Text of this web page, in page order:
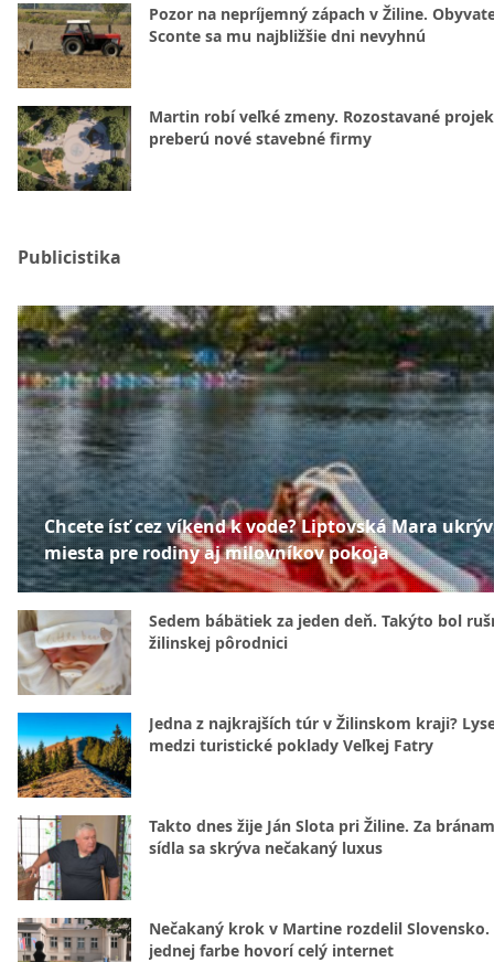
Pozor na nepríjemný zápach v Žiline.
Sconte sa mu najbližšie dni nevyhnú
Martin robí veľké zmeny. Rozostavané
preberú nové stavebné firmy
Publicistika
Chcete ísť cez víkend k vode? Liptovská Mara
miesta pre rodiny aj milovníkov pokoja
Sedem bábätiek za jeden deň. Takýto bol
žilinskej pôrodnici
Jedna z najkrajších túr v Žilinskom kraji?
medzi turistické poklady Veľkej Fatry
Takto dnes žije Ján Slota pri Žiline. Za
sídla sa skrýva nečakaný luxus
Nečakaný krok v Martine rozdelil Slovensko.
jednej farbe hovorí celý internet